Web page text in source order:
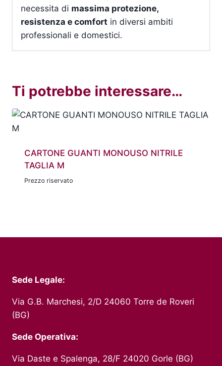
necessita di massima protezione,
resistenza e comfort in diversi ambiti
professionali e domestici.
Ti potrebbe interessare…
CARTONE GUANTI MONOUSO NITRILE
TAGLIA M
Prezzo riservato
Sede Legale:
Via G.B. Marchesi, 2/D 24060 Torre de Roveri
(BG)
Sede Operativa:
Via Daste e Spalenga, 28/F 24020 Gorle (BG)